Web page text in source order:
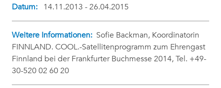
Datum: 14.11.2013 - 26.04.2015
Weitere Informationen: Sofie Backman, Koordinatorin
FINNLAND. COOL.-Satellitenprogramm zum Ehrengast
Finnland bei der Frankfurter Buchmesse 2014, Tel. +49-
30-520 02 60 20